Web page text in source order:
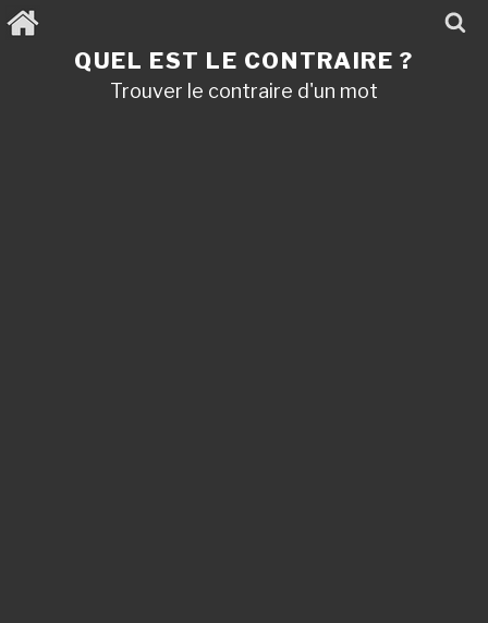
Aller
au
QUEL EST LE CONTRAIRE ?
Trouver le contraire d'un mot